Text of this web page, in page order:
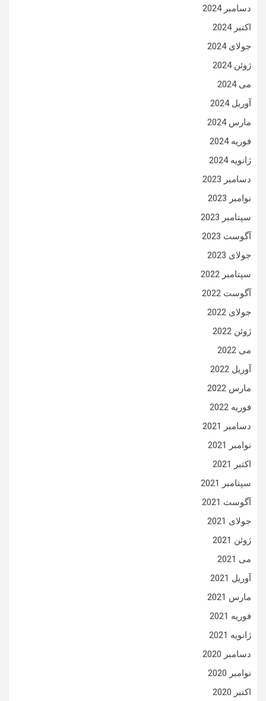
دسامبر 2024
اکتبر 2024
جولای 2024
ژوئن 2024
می 2024
آوریل 2024
مارس 2024
فوریه 2024
ژانویه 2024
دسامبر 2023
نوامبر 2023
سپتامبر 2023
آگوست 2023
جولای 2023
سپتامبر 2022
آگوست 2022
جولای 2022
ژوئن 2022
می 2022
آوریل 2022
مارس 2022
فوریه 2022
دسامبر 2021
نوامبر 2021
اکتبر 2021
سپتامبر 2021
آگوست 2021
جولای 2021
ژوئن 2021
می 2021
آوریل 2021
مارس 2021
فوریه 2021
ژانویه 2021
دسامبر 2020
نوامبر 2020
اکتبر 2020